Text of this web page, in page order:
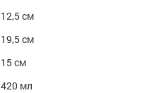
12,5 см
19,5 см
15 см
420 мл